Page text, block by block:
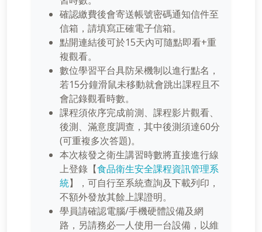
確認繳費後會寄送帳號密碼通知信件至
信箱，請填寫正確電子信箱。
點開連結後可於15天內可隨點即看+重
複觀看。
數位學習平台具防呆機制以進行點名，
若15分鐘滑鼠未移動就會跳出課程且不
會記錄觀看時數。
課程須依序完成前測、課程影片觀看、
後測、滿意度調查，其中後測須達60分
(可重複多次答題)。
本次核發之衛生講習時數將直接進行線
上登錄【食品衛生安全課程資訊管理系
統】，可自行至系統查詢及下載列印，
不額外發放其餘上課證明。
學員請確認電腦/手機硬體設備及網
路，另請務必一人使用一台設備，以維